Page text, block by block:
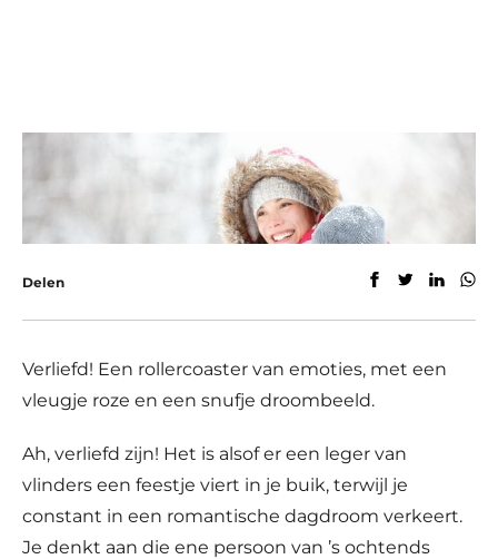
Delen
Verliefd! Een rollercoaster van emoties, met een
vleugje roze en een snufje droombeeld.
Ah, verliefd zijn! Het is alsof er een leger van
vlinders een feestje viert in je buik, terwijl je
constant in een romantische dagdroom verkeert.
Je denkt aan die ene persoon van ’s ochtends